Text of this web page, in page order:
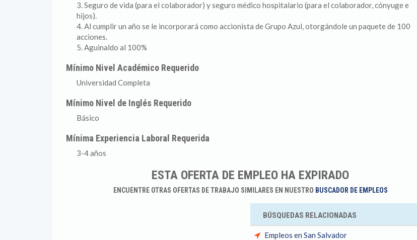
3. Seguro de vida (para el colaborador) y seguro médico hospitalario (para el colaborador, cónyuge e
hijos).
4. Al cumplir un año se le incorporará como accionista de Grupo Azul, otorgándole un paquete de 100
acciones.
5. Aguinaldo al 100%
Mínimo Nivel Académico Requerido
Universidad Completa
Mínimo Nivel de Inglés Requerido
Básico
Mínima Experiencia Laboral Requerida
3-4 años
ESTA OFERTA DE EMPLEO HA EXPIRADO
ENCUENTRE OTRAS OFERTAS DE TRABAJO SIMILARES EN NUESTRO BUSCADOR DE EMPLEOS
BÚSQUEDAS RELACIONADAS
Empleos en San Salvador